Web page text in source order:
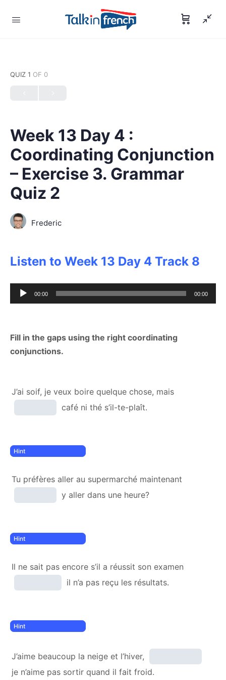
QUIZ 1 OF 0
Week 13 Day 4 :
Coordinating Conjunction
– Exercise 3. Grammar
Quiz 2
Frederic
Listen to Week 13 Day 4 Track 8
Audio
Player
00:00 00:00
Fill in the gaps using the right coordinating
conjunctions.
J’ai soif, je veux boire quelque chose, mais
café ni thé s’il-te-plaît.
Tu préfères aller au supermarché maintenant
y aller dans une heure?
Il ne sait pas encore s’il a réussit son examen
il n’a pas reçu les résultats.
J’aime beaucoup la neige et l’hiver,
je n’aime pas sortir quand il fait froid.